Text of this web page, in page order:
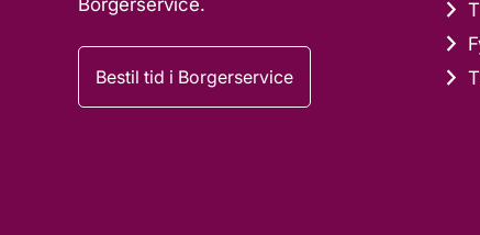
Borgerservice.
Bestil tid i Borgerservice